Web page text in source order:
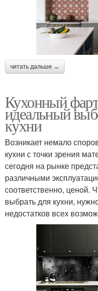
читать дальше →
Кухонный
идеальный
кухни
Возникает немало
кухни с точки зрения
сегодня на рынке
различными
соответственно, ценой.
выбрать для кухни,
недостатков всех